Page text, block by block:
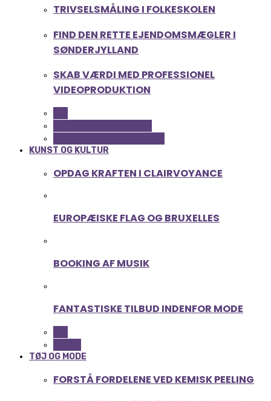
TRIVSELSMÅLING I FOLKESKOLEN
FIND DEN RETTE EJENDOMSMÆGLER I
SØNDERJYLLAND
SKAB VÆRDI MED PROFESSIONEL
VIDEOPRODUKTION
KUNST OG KULTUR
OPDAG KRAFTEN I CLAIRVOYANCE
EUROPÆISKE FLAG OG BRUXELLES
BOOKING AF MUSIK
FANTASTISKE TILBUD INDENFOR MODE
TØJ OG MODE
FORSTÅ FORDELENE VED KEMISK PEELING